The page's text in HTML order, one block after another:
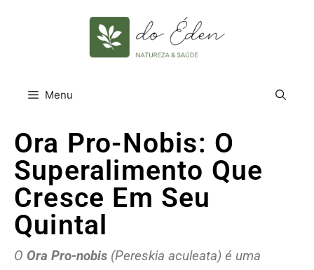
Menu
Ora Pro-Nobis: O
Superalimento Que
Cresce Em Seu
Quintal
O Ora Pro-nobis (Pereskia aculeata) é uma